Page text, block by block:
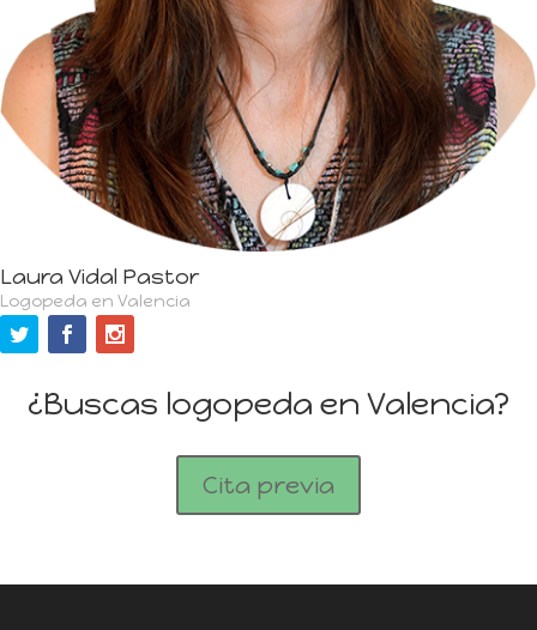
Laura Vidal Pastor
Logopeda en Valencia
¿Buscas logopeda en Valencia?
Cita previa